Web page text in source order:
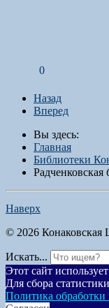
0
Назад
Вперед
Вы здесь:
Главная
Библиотеки
Радченковская
Наверх
© 2026 Конаковская
Искать...
Этот сайт
Для сбора
Политика